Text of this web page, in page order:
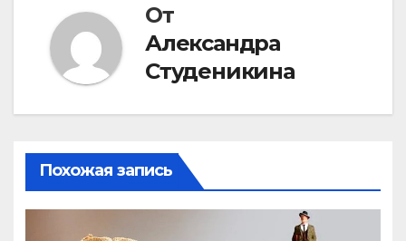
От
Александра
Студеникина
Похожая запись